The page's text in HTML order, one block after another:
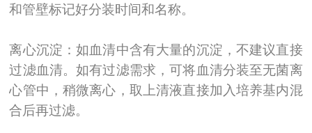
和管壁标记好分装时间和名称。
离心沉淀：如血清中含有大量的沉淀，不建议直接
过滤血清。如有过滤需求，可将血清分装至无菌离
心管中，稍微离心，取上清液直接加入培养基内混
合后再过滤。